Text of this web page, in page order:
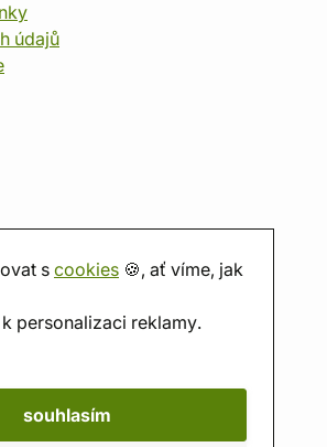
scookies 🍪, ať víme, jak
personalizaci reklamy.
souhlasím
údajů